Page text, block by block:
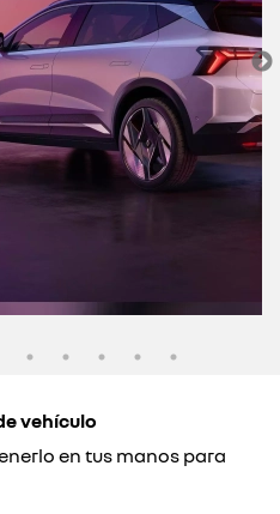
vehículo
en tus manos para